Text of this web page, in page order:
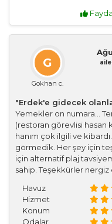
G
Gokhan c.
"Erdek'e gidecek
Yemekler on numara...
(restoran görevlisi hasan
hanım çok ilgili ve
görmedik. Her şey için
için alternatif plaj
sahip. Teşekkürler nergiz
Havuz
Hizmet
Konum
Odalar